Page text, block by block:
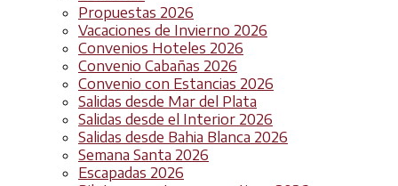
Propuestas 2026
Vacaciones de Invierno 2026
Convenios Hoteles 2026
Convenio Cabañas 2026
Convenio con Estancias 2026
Salidas desde Mar del Plata
Salidas desde el Interior 2026
Salidas desde Bahia Blanca 2026
Semana Santa 2026
Escapadas 2026